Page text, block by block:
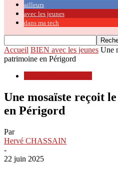
ailleurs
avec les jeunes
dans ma tech
Accueil BIEN avec les jeunes Une
patrimoine en Périgord
Une mosaïste reçoit
en Périgord
Par
Hervé CHASSAIN
-
22 juin 2025